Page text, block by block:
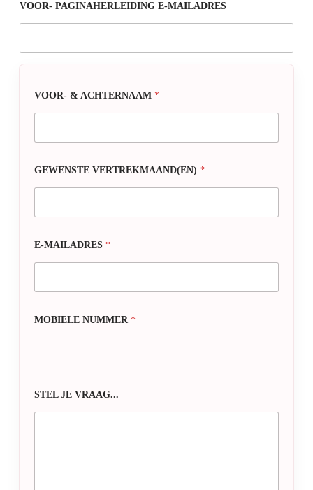
VOOR- PAGINAHERLEIDING E-MAILADRES
VOOR- & ACHTERNAAM*
GEWENSTE VERTREKMAAND(EN)*
E-MAILADRES*
MOBIELE NUMMER*
STEL JE VRAAG...